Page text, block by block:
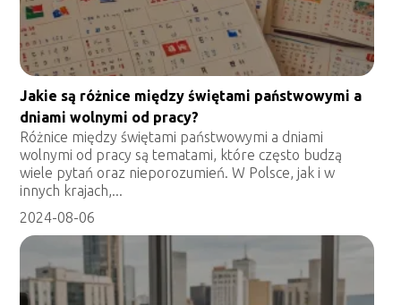
Jakie są różnice między świętami państwowymi a
dniami wolnymi od pracy?
Różnice między świętami państwowymi a dniami
wolnymi od pracy są tematami, które często budzą
wiele pytań oraz nieporozumień. W Polsce, jak i w
innych krajach,...
2024-08-06